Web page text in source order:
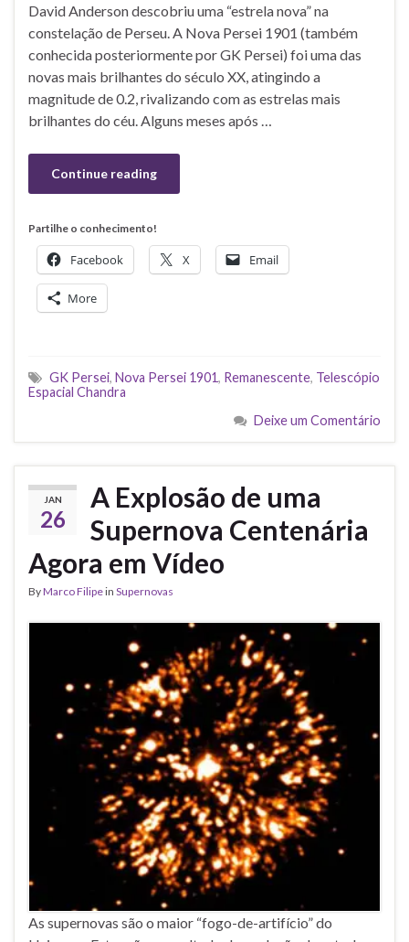
David Anderson descobriu uma “estrela nova” na
constelação de Perseu. A Nova Persei 1901 (também
conhecida posteriormente por GK Persei) foi uma das
novas mais brilhantes do século XX, atingindo a
magnitude de 0.2, rivalizando com as estrelas mais
brilhantes do céu. Alguns meses após …
Continue reading
Partilhe o conhecimento!
Facebook X Email
More
GK Persei, Nova Persei 1901, Remanescente, Telescópio
Espacial Chandra
Deixe um Comentário
JAN
26
A Explosão de uma
Supernova Centenária
Agora em Vídeo
ByMarco Filipein Supernovas
As supernovas são o maior “fogo-de-artifício” do